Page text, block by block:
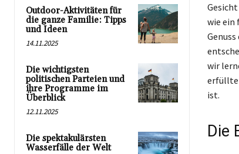
Outdoor-Aktivitäten für
die ganze Familie: Tipps
und Ideen
14.11.2025
Die wichtigsten
politischen Parteien und
ihre Programme im
Überblick
12.11.2025
Die spektakulärsten
Wasserfälle der Welt
wie ein
wir
ist.
Die